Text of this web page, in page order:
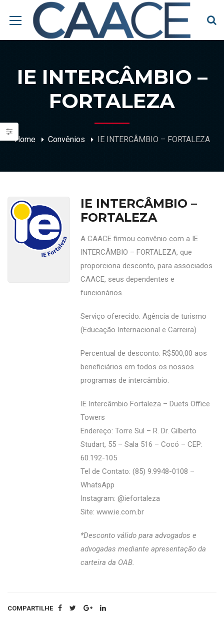
IE INTERCÂMBIO –
FORTALEZA
Home Convênios IE INTERCÂMBIO – FORTALEZA
IE INTERCÂMBIO –
FORTALEZA
A CAACE firmou convênio com a IE
INTERCÂMBIO – FORTALEZA, que
proporciona desconto, para associados
CAACE, seus dependentes e
funcionários.
Serviço oferecido: Agência de turismo
(Educação Internacional e Carreira).
Percentual de desconto: R$500,00 aos
beneficiários em todos os nossos
programas de intercâmbio.
IE Intercâmbio Fortaleza – Duets Office
Towers
Endereço: Torre Sul – R. Dr. Gilberto
Studart, 55 – Sala 516 – Cocó – CEP:
60.192-105
Tel de Contato: (85) 9.9948-0108 –
WhatsApp
Instagram: @‌iefortaleza
Site:www.ie.com.br
*Desconto válido para advogados e
advogadas mediante apresentação da
carteira da OAB.
COMPARTILHE